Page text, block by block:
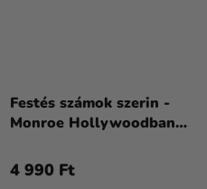
Festés számok szerin -
Monroe Hollywoodban
cm
4 990 Ft